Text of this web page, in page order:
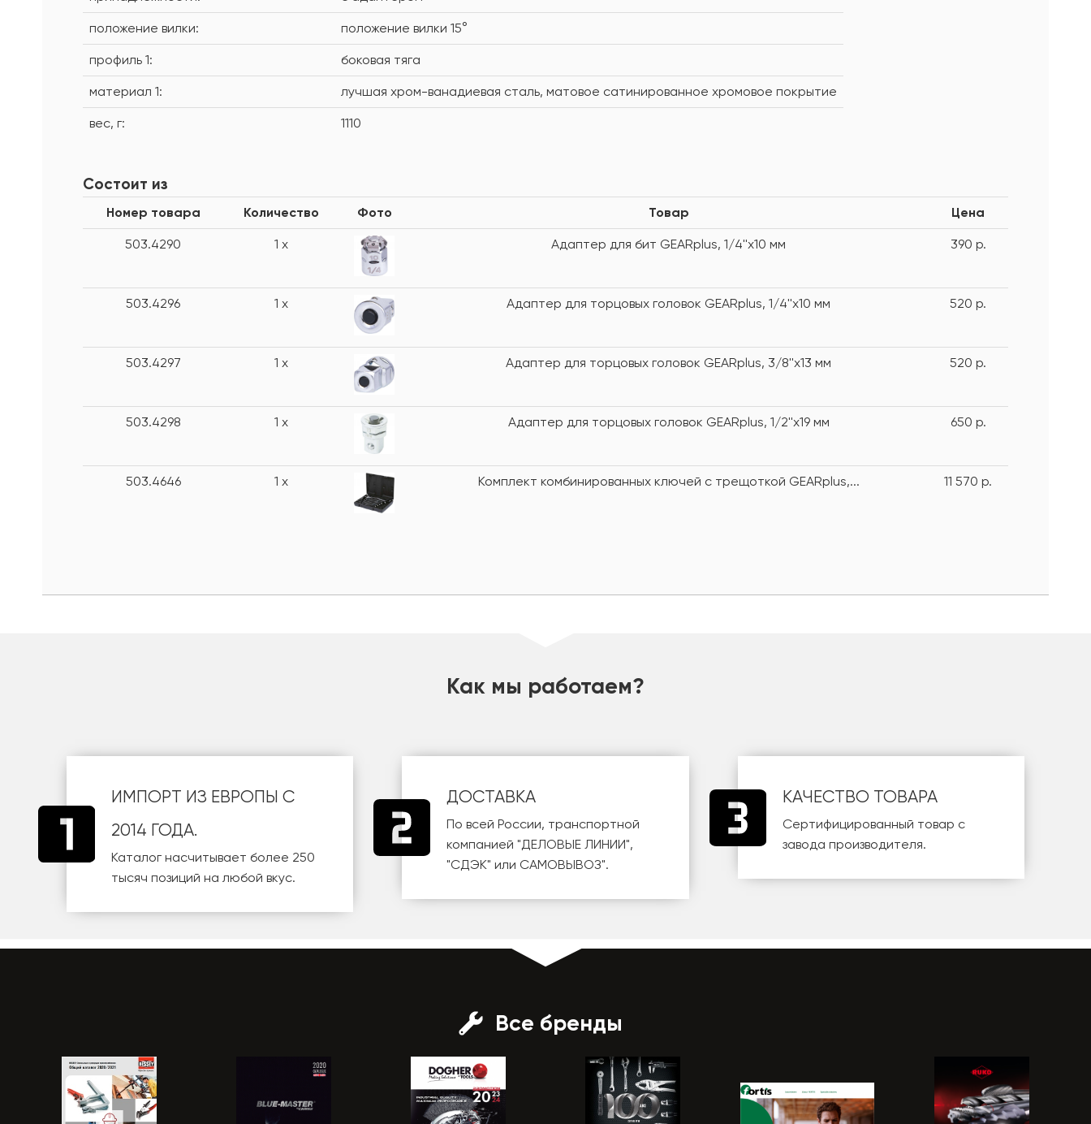
положение вилки: положение вилки 15°
профиль 1: боковая тяга
материал 1: лучшая хром-ванадиевая сталь, матовое сатинированное хромовое покрытие
вес, г: 1110
Состоит из
Номер товара Количество Фото Товар Цена
503.4290 1 x Адаптер для бит GEARplus, 1/4''х10 мм 390 р.
503.4296 1 x Адаптер для торцовых головок GEARplus, 1/4''х10 мм 520 р.
503.4297 1 x Адаптер для торцовых головок GEARplus, 3/8''х13 мм 520 р.
503.4298 1 x Адаптер для торцовых головок GEARplus, 1/2''х19 мм 650 р.
503.4646 1 x Комплект комбинированных ключей с трещоткой GEARplus,... 11 570 р.
Как мы работаем?
ИМПОРТ ИЗ ЕВРОПЫ С
2014 ГОДА.
Каталог насчитывает более 250
тысяч позиций на любой вкус.
ДОСТАВКА
По всей России, транспортной
компанией"ДЕЛОВЫЕ ЛИНИИ",
"СДЭК" или САМОВЫВОЗ".
КАЧЕСТВО ТОВАРА
Сертифицированный товар с
завода производителя.
Все бренды